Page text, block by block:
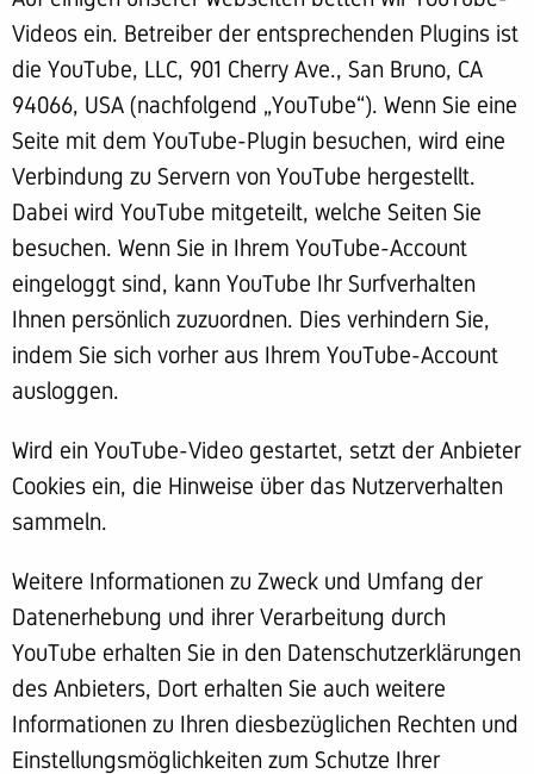
Videos ein. Betreiber der entsprechenden Plugins ist
die YouTube, LLC, 901 Cherry Ave., San Bruno, CA
94066, USA (nachfolgend „YouTube“). Wenn Sie eine
Seite mit dem YouTube-Plugin besuchen, wird eine
Verbindung zu Servern von YouTube hergestellt.
Dabei wird YouTube mitgeteilt, welche Seiten Sie
besuchen. Wenn Sie in Ihrem YouTube-Account
eingeloggt sind, kann YouTube Ihr Surfverhalten
Ihnen persönlich zuzuordnen. Dies verhindern Sie,
indem Sie sich vorher aus Ihrem YouTube-Account
ausloggen.
Wird ein YouTube-Video gestartet, setzt der Anbieter
Cookies ein, die Hinweise über das Nutzerverhalten
sammeln.
Weitere Informationen zu Zweck und Umfang der
Datenerhebung und ihrer Verarbeitung durch
YouTube erhalten Sie in den Datenschutzerklärungen
des Anbieters, Dort erhalten Sie auch weitere
Informationen zu Ihren diesbezüglichen Rechten und
Einstellungsmöglichkeiten zum Schutze Ihrer